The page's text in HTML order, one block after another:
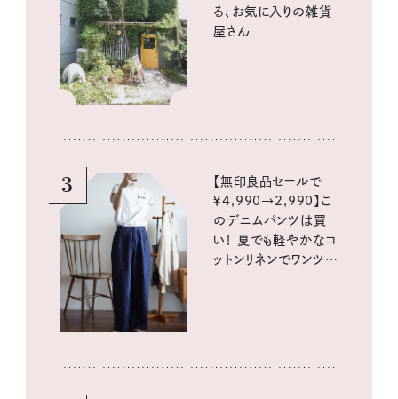
る、お気に入りの雑貨
屋さん
3
【無印良品セールで
￥4,990→2,990】こ
のデニムパンツは買
い！ 夏でも軽やかなコ
ットンリネンでワンツー